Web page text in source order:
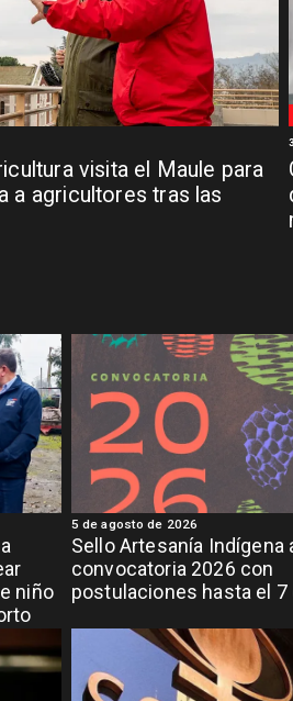
visita el Maule para
a agricultores tras las
niño
Sello Artesanía Indígena
convocatoria 2026 con
postulaciones hasta el 7
5 de agosto de 2026